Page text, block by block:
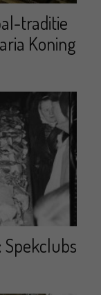
traditie
Koning
Spekclubs